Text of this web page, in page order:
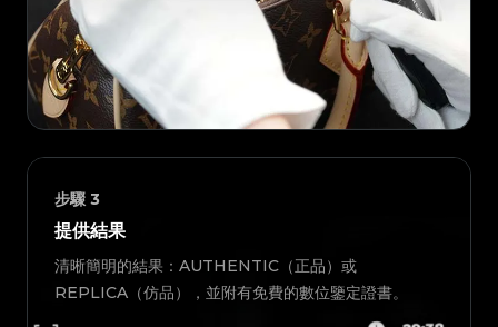
步驟 3
提供結果
清晰簡明的結果：AUTHENTIC（正品）或
REPLICA（仿品），並附有免費的數位鑒定證書。